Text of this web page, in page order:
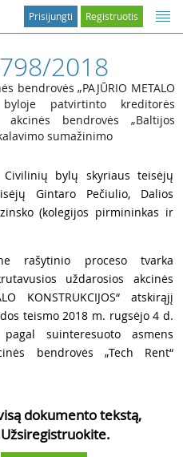
Registruotis
Prisijungti
2018
bendrovės „PAJŪRIO METALO
byloje patvirtinto kreditorės
akcinės bendrovės „Baltijos
sumažinimo
bylų skyriaus teisėjų
Gintaro Pečiulio, Dalios
(kolegijos pirmininkas ir
rašytinio proceso tvarka
uždarosios akcinės
KONSTRUKCIJOS“ atskirąjį
teismo 2018 m. rugsėjo 4 d.
suinteresuoto asmens
bendrovės „Tech Rent“
dokumento tekstą,